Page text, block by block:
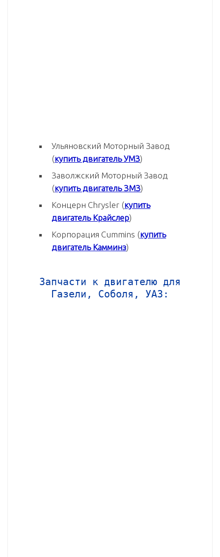
Ульяновский Моторный Завод
(купить двигатель УМЗ)
Заволжский Моторный Завод
(купить двигатель ЗМЗ)
Концерн Chrysler (купить
двигатель Крайслер)
Корпорация Cummins (купить
двигатель Камминз)
Запчасти к двигателю для
Газели, Соболя, УАЗ: